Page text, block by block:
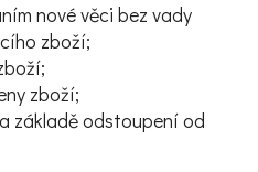
nové věci bez vady
zboží;
zboží;
základě odstoupení od